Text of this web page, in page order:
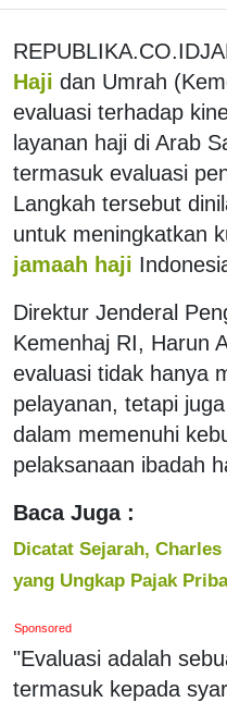
Haji dan Umrah
evaluasi terhadap
layanan haji di Arab
termasuk evaluasi
Langkah tersebut
untuk meningkatkan
jamaah haji
Direktur Jenderal
Kemenhaj RI, Harun
evaluasi tidak hanya
pelayanan, tetapi
dalam memenuhi
pelaksanaan ibadah
Baca Juga :
Dicatat Sejarah,
yang Ungkap Pajak
Sponsored
"Evaluasi adalah
termasuk kepada